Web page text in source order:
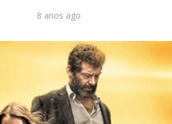
8 anos ago